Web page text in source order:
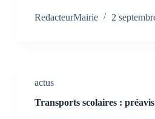
RedacteurMairie 2
actus
Transports scolaires :